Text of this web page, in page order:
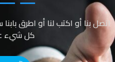
اتصل بنا أو اكتب لنا أو اطرق
كل شيء